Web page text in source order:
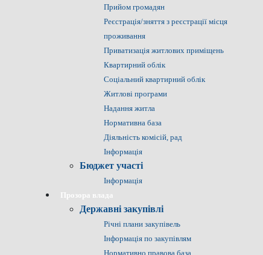
Прийом громадян
Реєстрація/зняття з реєстрації місця
проживання
Приватизація житлових приміщень
Квартирний облік
Соціальний квартирний облік
Житлові програми
Надання житла
Нормативна база
Діяльність комісій, рад
Інформація
Бюджет участі
Інформація
Прозора влада
Державні закупівлі
Річні плани закупівель
Інформація по закупівлям
Нормативно правова база